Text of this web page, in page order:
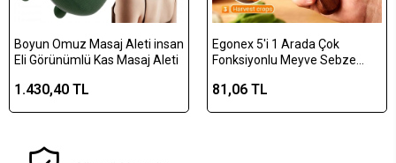
Boyun Omuz Masaj Aleti insan
Eli Görünümlü Kas Masaj Aleti
1.430,40 TL
Egonex 5'i 1 Arada Çok
Fonksiyonlu Meyve Sebze
Şişe Açacağı – Ahşap Saplı
81,06 TL